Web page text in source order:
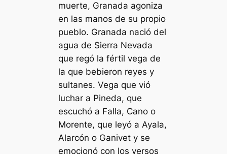
muerte, Granada agoniza
en las manos de su propio
pueblo. Granada nació del
agua de Sierra Nevada
que regó la fértil vega de
la que bebieron reyes y
sultanes. Vega que vió
luchar a Pineda, que
escuchó a Falla, Cano o
Morente, que leyó a Ayala,
Alarcón o Ganivet y se
emocionó con los versos